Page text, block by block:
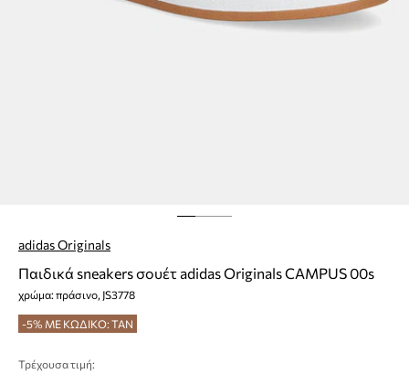
adidas Originals
Παιδικά sneakers σουέτ adidas Originals CAMPUS 00s
χρώμα: πράσινο, JS3778
-5% ΜΕ ΚΩΔΙΚΟ: TAN
Τρέχουσα τιμή: